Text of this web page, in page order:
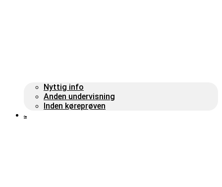
Nyttig info
Anden undervisning
Inden køreprøven
Om